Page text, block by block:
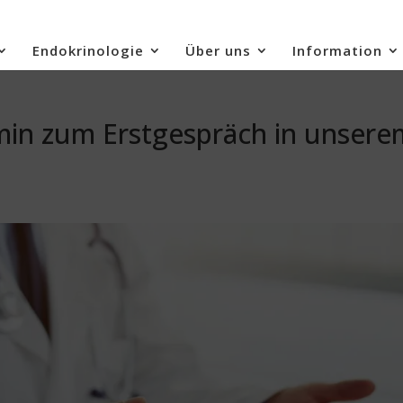
Endokrinologie Über uns Information
zum Erstgespräch in